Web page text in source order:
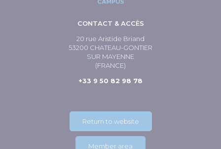
CONTACT & ACCÈS
20 rue Aristide Briand
53200 CHATEAU-GONTIER
SUR MAYENNE
(FRANCE)
+33 9 50 82 98 78
Return to website
Member area